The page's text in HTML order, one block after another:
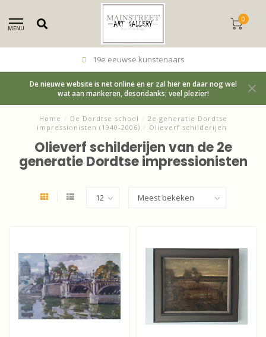
MENU
0
19e eeuwse kunstenaars
De nieuwe website is net online en er zal hier en daar nog wel
wat aan mankeren, desondanks; veel plezier!
Home / De Dordtse school / 2e generatie Dordtse
impressionisten (1940-2006) / Olieverf schilderijen
Olieverf schilderijen van de 2e
generatie Dordtse impressionisten